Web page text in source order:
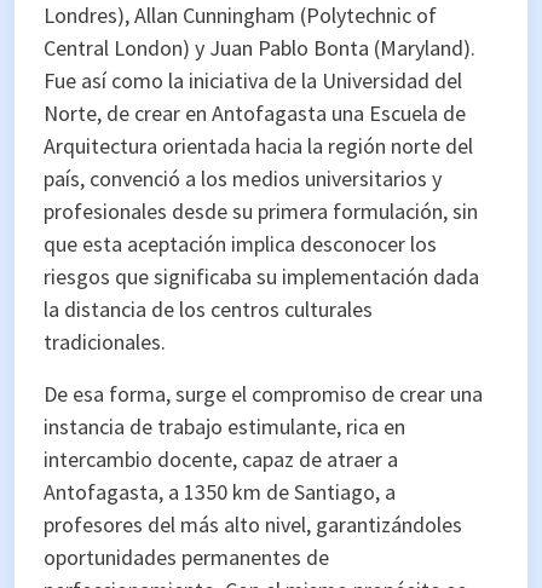
Londres), Allan Cunningham (Polytechnic of
Central London) y Juan Pablo Bonta (Maryland).
Fue así como la iniciativa de la Universidad del
Norte, de crear en Antofagasta una Escuela de
Arquitectura orientada hacia la región norte del
país, convenció a los medios universitarios y
profesionales desde su primera formulación, sin
que esta aceptación implica desconocer los
riesgos que significaba su implementación dada
la distancia de los centros culturales
tradicionales.
De esa forma, surge el compromiso de crear una
instancia de trabajo estimulante, rica en
intercambio docente, capaz de atraer a
Antofagasta, a 1350 km de Santiago, a
profesores del más alto nivel, garantizándoles
oportunidades permanentes de